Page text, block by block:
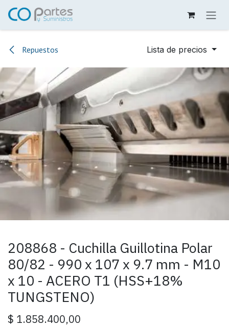
Ir al contenido
Repuestos Lista de precios
208868 - Cuchilla Guillotina Polar
80/82 - 990 x 107 x 9.7 mm - M10
x 10 - ACERO T1 (HSS+18%
TUNGSTENO)
$ 1.858.400,00